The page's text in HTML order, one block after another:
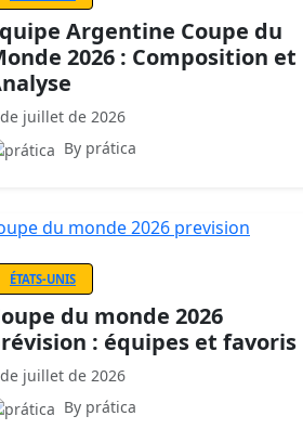
Argentine Coupe du
2026 : Composition et
juillet de 2026
By prática
ÉTATS-UNIS
du monde 2026
: équipes et favoris
juillet de 2026
By prática